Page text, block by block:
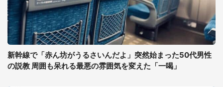
新幹線で「赤ん坊がうるさいんだよ」突然始まった50代男性
の説教 周囲も呆れる最悪の雰囲気を変えた「一喝」